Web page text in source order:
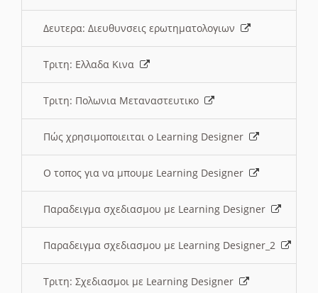
Δευτερα: Διευθυνσεις ερωτηματολογιων
Τριτη: Ελλαδα Κινα
Τριτη: Πολωνια Μεταναστευτικο
Πώς χρησιμοποιειται ο Learning Designer
O τοπος για να μπουμε Learning Designer
Παραδειγμα σχεδιασμου με Learning Designer
Παραδειγμα σχεδιασμου με Learning Designer_2
Τριτη: Σχεδιασμοι με Learning Designer